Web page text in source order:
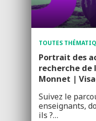
TOUTES
Portrait des
recherche de
Monnet |
Suivez le
enseignants,
ils ?…